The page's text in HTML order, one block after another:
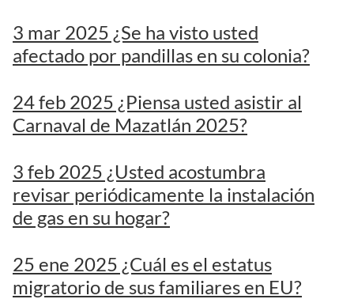
3 mar 2025 ¿Se ha visto usted
afectado por pandillas en su colonia?
24 feb 2025 ¿Piensa usted asistir al
Carnaval de Mazatlán 2025?
3 feb 2025 ¿Usted acostumbra
revisar periódicamente la instalación
de gas en su hogar?
25 ene 2025 ¿Cuál es el estatus
migratorio de sus familiares en EU?